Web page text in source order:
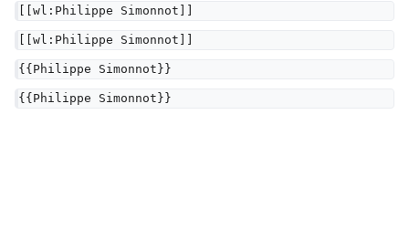
[[wl:Philippe Simonnot]]
[[wl:Philippe Simonnot]]
{{Philippe Simonnot}}
{{Philippe Simonnot}}